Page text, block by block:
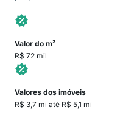
Valor do m²
R$ 72 mil
Valores dos imóveis
R$ 3,7 mi até R$ 5,1 mi